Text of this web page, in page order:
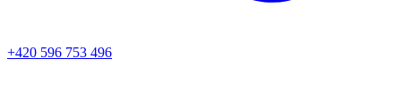
+420 596 753 496